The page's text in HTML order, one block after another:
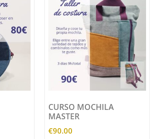
CURSO MOCHILA
MASTER
€90.00